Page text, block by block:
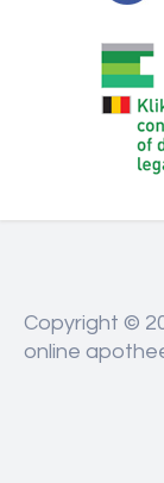
Copyright ©
online